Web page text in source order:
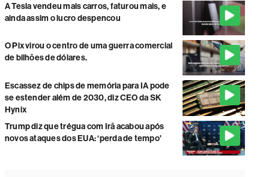
A Tesla vendeu mais carros, faturou mais, e
ainda assim o lucro despencou
O Pix virou o centro de uma guerra comercial
de bilhões de dólares.
Escassez de chips de memória para IA pode
se estender além de 2030, diz CEO da SK
Hynix
Trump diz que trégua com Irã acabou após
novos ataques dos EUA: ‘perda de tempo'